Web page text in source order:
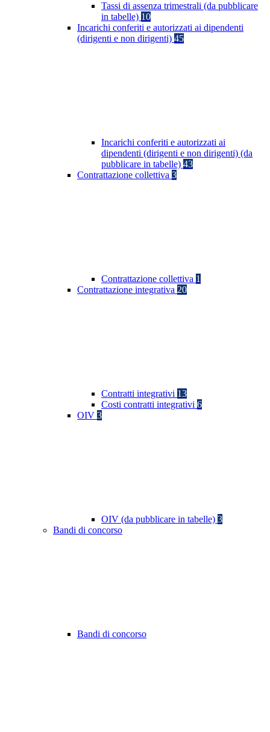
Tassi di assenza trimestrali (da pubblicare
in tabelle) 10
Incarichi conferiti e autorizzati ai dipendenti
(dirigenti e non dirigenti) 45
Incarichi conferiti e autorizzati ai
dipendenti (dirigenti e non dirigenti) (da
pubblicare in tabelle) 43
Contrattazione collettiva 3
Contrattazione collettiva 1
Contrattazione integrativa 20
Contratti integrativi 13
Costi contratti integrativi 6
OIV 3
OIV (da pubblicare in tabelle) 3
Bandi di concorso
Bandi di concorso